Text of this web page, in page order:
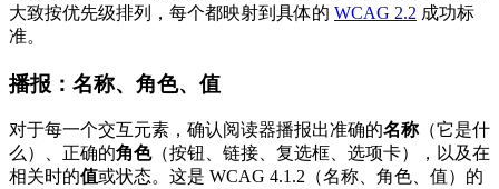
大致按优先级排列，每个都映射到具体的 WCAG 2.2 成功标
准。
播报：名称、角色、值
对于每一个交互元素，确认阅读器播报出准确的名称（它是什
么）、正确的角色（按钮、链接、复选框、选项卡），以及在
相关时的值或状态。这是 WCAG 4.1.2（名称、角色、值）的